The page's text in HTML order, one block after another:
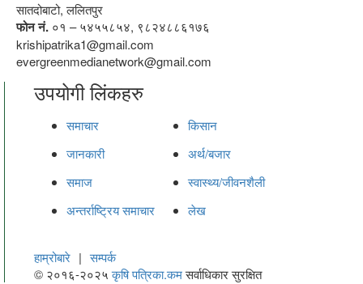
सातदोबाटो, ललितपुर
फोन नं. ०१ – ५४५५८५४, ९८२४८८६१७६
krishipatrika1@gmail.com
evergreenmedianetwork@gmail.com
उपयोगी लिंकहरु
समाचार
किसान
जानकारी
अर्थ/बजार
समाज
स्वास्थ्य/जीवनशैली
अन्तर्राष्ट्रिय समाचार
लेख
हाम्रोबारे | सम्पर्क
© २०१६-२०२५कृषि पत्रिका.कमसर्वाधिकार सुरक्षित